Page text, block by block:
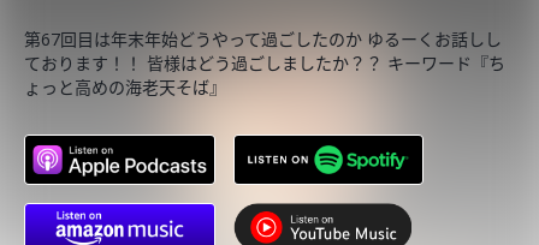
第67回目は年末年始どうやって過ごしたのか ゆるーくお話しし
ております！！ 皆様はどう過ごしましたか？？ キーワード『ち
ょっと高めの海老天そば』